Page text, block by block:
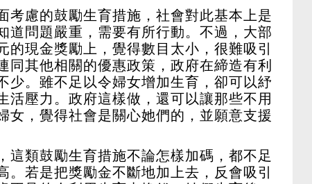
考慮的鼓勵生育措施，社會對此基本上是
道問題嚴重，需要有所行動。不過，大部
的現金獎勵上，覺得數目太小，很難吸引
同其他相關的優惠政策，政府在締造有利
少。雖不足以令婦女增加生育，卻可以紓
活壓力。政府這樣做，還可以讓那些不用
女，覺得社會是關心她們的，並願意支援
這類鼓勵生育措施不論怎樣加碼，都不足
。若是把獎勵金不斷地加上去，反會吸引